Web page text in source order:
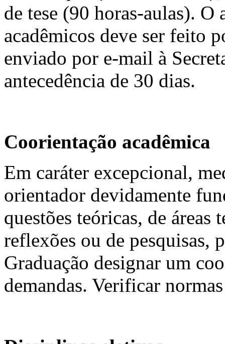
de tese (90 horas-aulas). O
acadêmicos deve ser feito
enviado por e-mail à
antecedência de 30 dias.
Coorientação acadêmica
Em caráter excepcional,
orientador devidamente
questões teóricas, de áreas
reflexões ou de pesquisas,
Graduação designar um
demandas. Verificar